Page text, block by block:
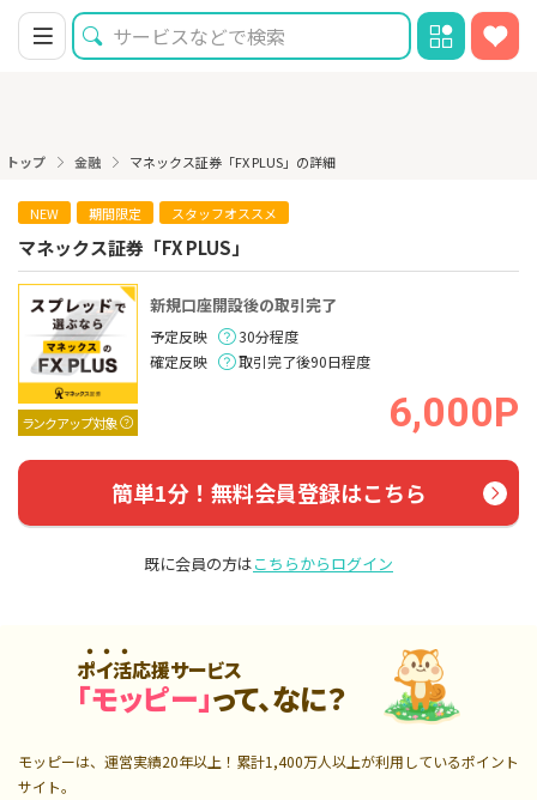
トップ 金融 マネックス証券「FX PLUS」の詳細
NEW 期間限定 スタッフオススメ
マネックス証券「FX PLUS」
ランクアップ対象
新規口座開設後の取引完了
予定反映
30分程度
確定反映
取引完了後90日程度
6,000P
簡単1分！無料会員登録はこちら
既に会員の方はこちらからログイン
ポイ活応援サービス
「モッピー」って、なに？
モッピーは、運営実績20年以上！累計1,400万人以上が利用しているポイント
サイト。